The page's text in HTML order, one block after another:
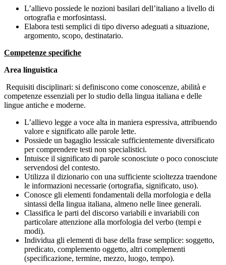
L’allievo possiede le nozioni basilari dell’italiano a livello di
ortografia e morfosintassi.
Elabora testi semplici di tipo diverso adeguati a situazione,
argomento, scopo, destinatario.
Competenze specifiche
Area linguistica
Requisiti disciplinari: si definiscono come conoscenze, abilità e
competenze essenziali per lo studio della lingua italiana e delle
lingue antiche e moderne.
L’allievo legge a voce alta in maniera espressiva, attribuendo
valore e significato alle parole lette.
Possiede un bagaglio lessicale sufficientemente diversificato
per comprendere testi non specialistici.
Intuisce il significato di parole sconosciute o poco conosciute
servendosi del contesto.
Utilizza il dizionario con una sufficiente scioltezza traendone
le informazioni necessarie (ortografia, significato, uso).
Conosce gli elementi fondamentali della morfologia e della
sintassi della lingua italiana, almeno nelle linee generali.
Classifica le parti del discorso variabili e invariabili con
particolare attenzione alla morfologia del verbo (tempi e
modi).
Individua gli elementi di base della frase semplice: soggetto,
predicato, complemento oggetto, altri complementi
(specificazione, termine, mezzo, luogo, tempo).